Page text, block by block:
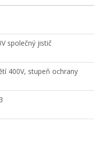
společný jistič
400V, stupeň ochrany